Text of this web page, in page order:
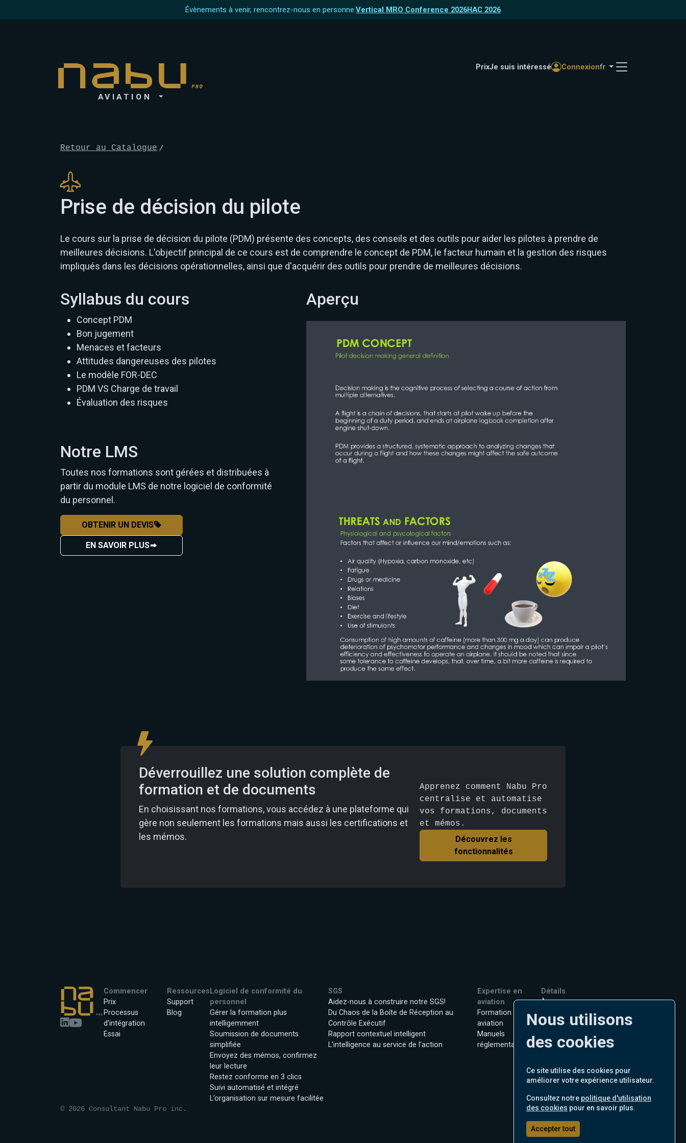
Évènements à venir, rencontrez-nous en personne:Vertical MRO Conference 2026HAC 2026
AVIATION
PrixJe suis intéressé Connexionfr
Retour au Catalogue
Prise de décision du pilote
Le cours sur la prise de décision du pilote (PDM) présente des concepts, des conseils et des outils pour aider les pilotes à prendre de
meilleures décisions. L'objectif principal de ce cours est de comprendre le concept de PDM, le facteur humain et la gestion des risques
impliqués dans les décisions opérationnelles, ainsi que d'acquérir des outils pour prendre de meilleures décisions.
Syllabus du cours
Concept PDM
Bon jugement
Menaces et facteurs
Attitudes dangereuses des pilotes
Le modèle FOR-DEC
PDM VS Charge de travail
Évaluation des risques
Notre LMS
Toutes nos formations sont gérées et distribuées à
partir du module LMS de notre logiciel de conformité
du personnel.
OBTENIR UN DEVIS
EN SAVOIR PLUS
Aperçu
Déverrouillez une solution complète de
formation et de documents
En choisissant nos formations, vous accédez à une plateforme qui
gère non seulement les formations mais aussi les certifications et
les mémos.
Apprenez comment Nabu Pro
centralise et automatise
vos formations, documents
et mémos.
Découvrez les
fonctionnalités
Commencer
Prix
Processus
d'intégration
Essai
Ressources
Support
Blog
Logiciel de conformité du
personnel
Gérer la formation plus
intelligemment
Soumission de documents
simplifiée
Envoyez des mémos, confirmez
leur lecture
Restez conforme en 3 clics
Suivi automatisé et intégré
L’organisation sur mesure facilitée
SGS
Aidez-nous à construire notre SGS!
Du Chaos de la Boîte de Réception au
Contrôle Exécutif
Rapport contextuel intelligent
L’intelligence au service de l’action
Expertise en
aviation
Formation en
aviation
Manuels
réglementaires
Détails
À propos
Nous contacter
Emplois
Confidentialité
Politique en matière de
cookies
© 2026 Consultant Nabu Pro inc. Français
Nous utilisons
des cookies
Ce site utilise des cookies pour
améliorer votre expérience utilisateur.
Consultez notre politique d'utilisation
des cookies pour en savoir plus.
Accepter tout